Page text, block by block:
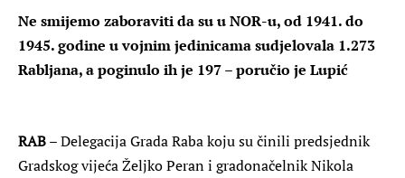
Ne smijemo zaboraviti da su u NOR-u, od 1941. do
1945. godine u vojnim jedinicama sudjelovala 1.273
Rabljana, a poginulo ih je 197 – poručio je Lupić
RAB– Delegacija Grada Raba koju su činili predsjednik
Gradskog vijeća Željko Peran i gradonačelnik Nikola